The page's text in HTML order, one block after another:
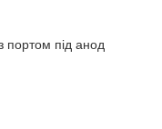
під анод